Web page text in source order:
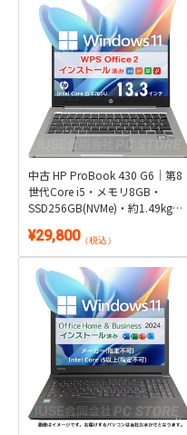
中古 HP ProBook 430 G6｜第8
世代Core i5・メモリ8GB・
SSD256GB(NVMe)・約1.49kg軽
付き
¥29,800（税込）